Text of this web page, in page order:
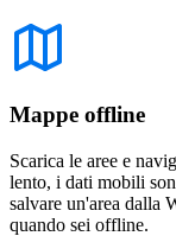
Mappe offline
Scarica le aree e
lento, i dati mobili
salvare un'area dalla
quando sei offline.